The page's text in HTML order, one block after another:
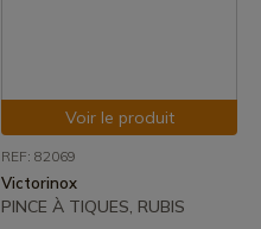
Voir le produit
REF: 82069
Victorinox
PINCE À TIQUES, RUBIS